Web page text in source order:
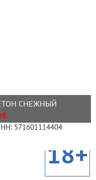
СНЕЖНЫЙ
571601114404
18+